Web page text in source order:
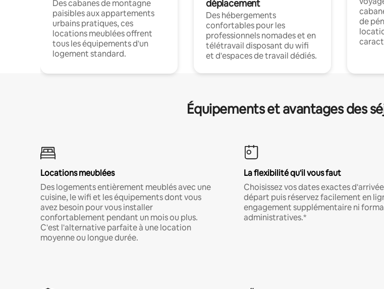
Des cabanes de montagne
paisibles aux appartements
urbains pratiques, ces
locations meublées offrent
tous les équipements d'un
logement standard.
déplacement
Des hébergements
confortables pour les
professionnels nomades et en
télétravail disposant du wifi
et d'espaces de travail dédiés.
de
Équipements et avantages des
Locations meublées
Des logements entièrement meublés avec une
cuisine, le wifi et les équipements dont vous
avez besoin pour vous installer
confortablement pendant un mois ou plus.
C'est l'alternative parfaite à une location
moyenne ou longue durée.
La flexibilité qu'il vous faut
Choisissez vos dates exactes
départ puis réservez facilement en
engagement supplémentaire ni
administratives.*